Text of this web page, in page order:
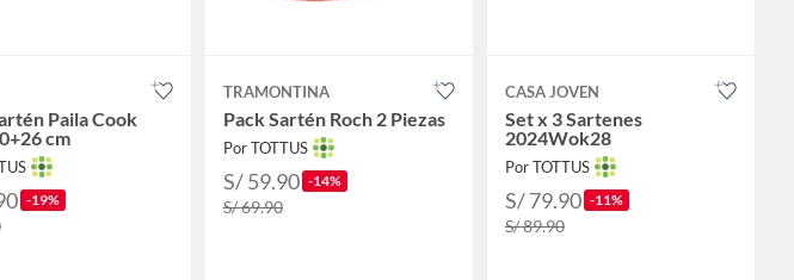
Paila Cook
cm
-19%
TRAMONTINA
Pack Sartén Roch 2 Piezas
Por TOTTUS
S/ 59.90 -14%
S/ 69.90
CASA JOVEN
Set x 3 Sartenes
2024Wok28
Por TOTTUS
S/ 79.90 -11%
S/ 89.90